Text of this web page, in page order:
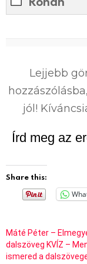
Lejjebb
jól!
Írd meg az
Share this:
Máté Péter –
dalszöveg KVÍZ –
ismered a